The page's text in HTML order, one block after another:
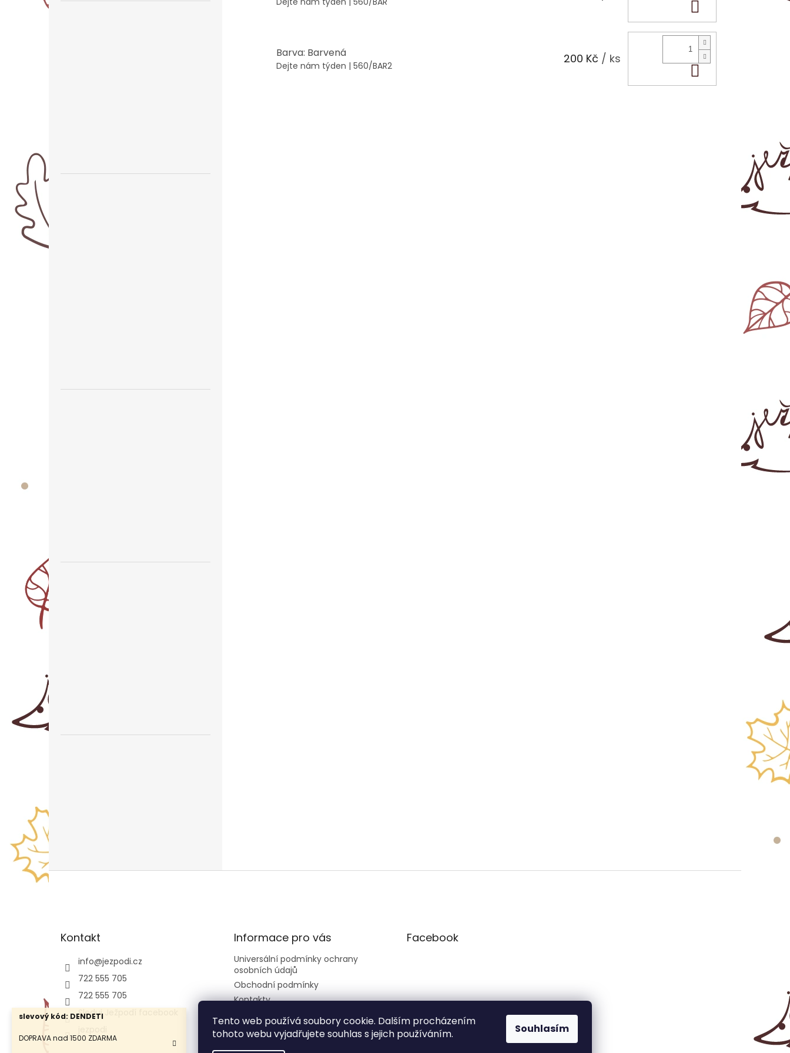
Tento web používá soubory cookie. Dalším procházením
tohoto webu vyjadřujete souhlas s jejich používáním.
Souhlasím
slevový kód: DENDETI
DOPRAVA nad 1500 ZDARMA
Barva: Barvená
Dejte nám týden | 560/BAR2 200 Kč / ks
Do košíku
Kontakt
info@jezpodi.cz
722 555 705
722 555 705
Sleduj Ježpodí facebook
Informace pro vás
Universální podmínky ochrany
osobních údajů
Obchodní podmínky
Kontakty
Facebook